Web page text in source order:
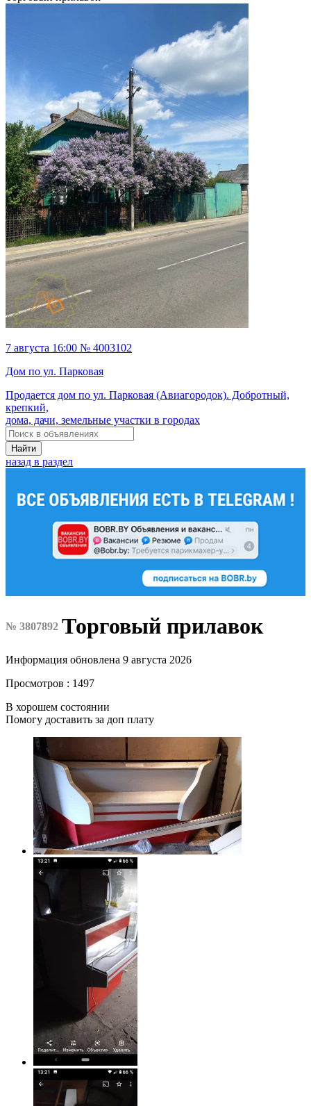
7 августа 16:00 № 4003102
Дом по ул. Парковая
Продается дом по ул. Парковая (Авиагородок). Добротный,
крепкий,
дома, дачи, земельные участки в городах
Найти
назад в раздел
№ 3807892 Торговый прилавок
Информация обновлена 9 августа 2026
Просмотров : 1497
В хорошем состоянии
Помогу доставить за доп плату